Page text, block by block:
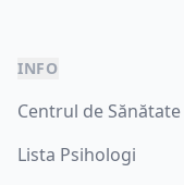
INFO
Centrul de Sănătate
Lista Psihologi